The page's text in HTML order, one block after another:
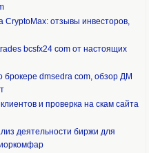
CryptoMax: отзывы инвесторов,
bcsfx24 com от настоящих
брокере dmsedra com, обзор ДМ
и проверка на скам сайта
деятельности биржи для